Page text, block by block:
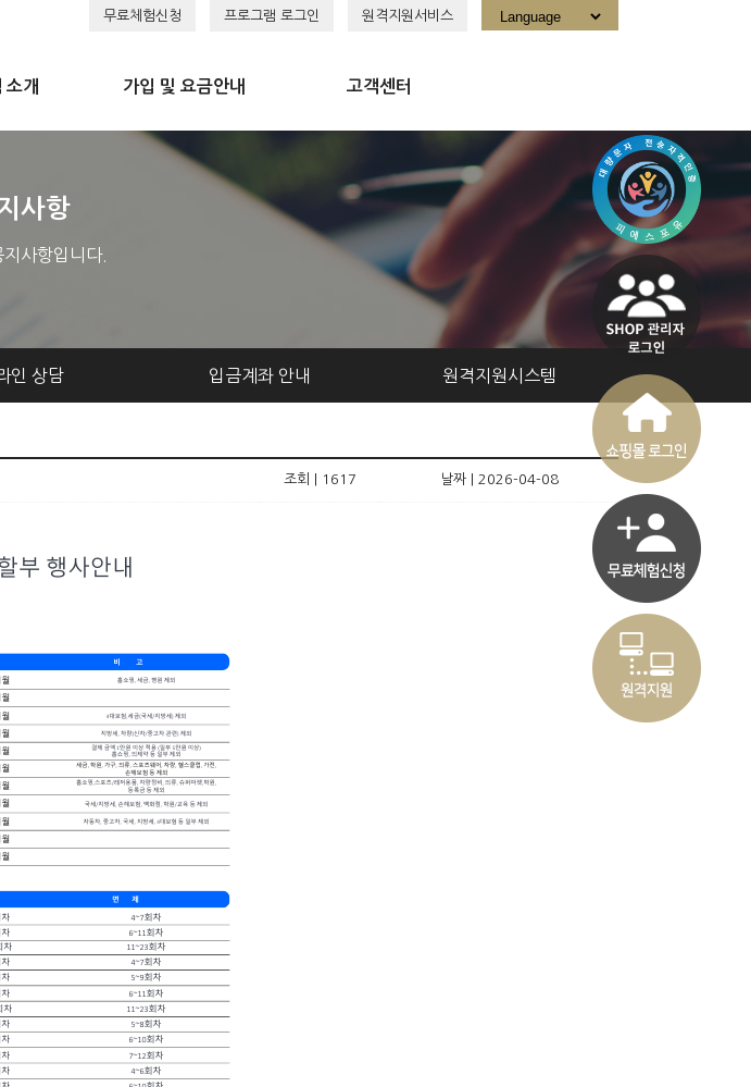
무료체험신청 프로그램 로그인 원격지원서비스
소개 가입 및 요금안내 고객센터
사항
사항입니다.
인 상담 입금계좌 안내 원격지원시스템
조회 | 1617 날짜 | 2026-04-08